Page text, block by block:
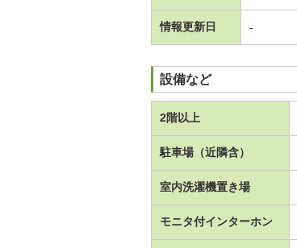
情報更新日 -
設備など
2階以上
駐車場（近隣含）
室内洗濯機置き場
モニタ付インターホン